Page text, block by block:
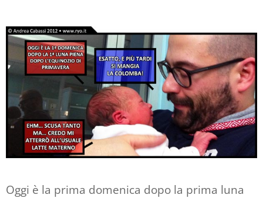
Oggi è la prima domenica dopo la prima luna